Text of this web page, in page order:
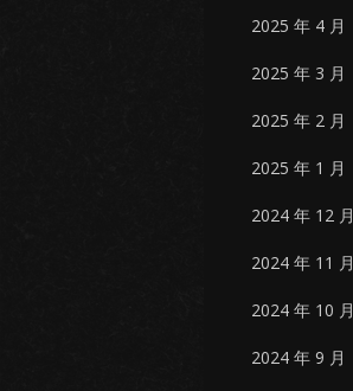
2025 年 4 月
2025 年 3 月
2025 年 2 月
2025 年 1 月
2024 年 12 月
2024 年 11 月
2024 年 10 月
2024 年 9 月